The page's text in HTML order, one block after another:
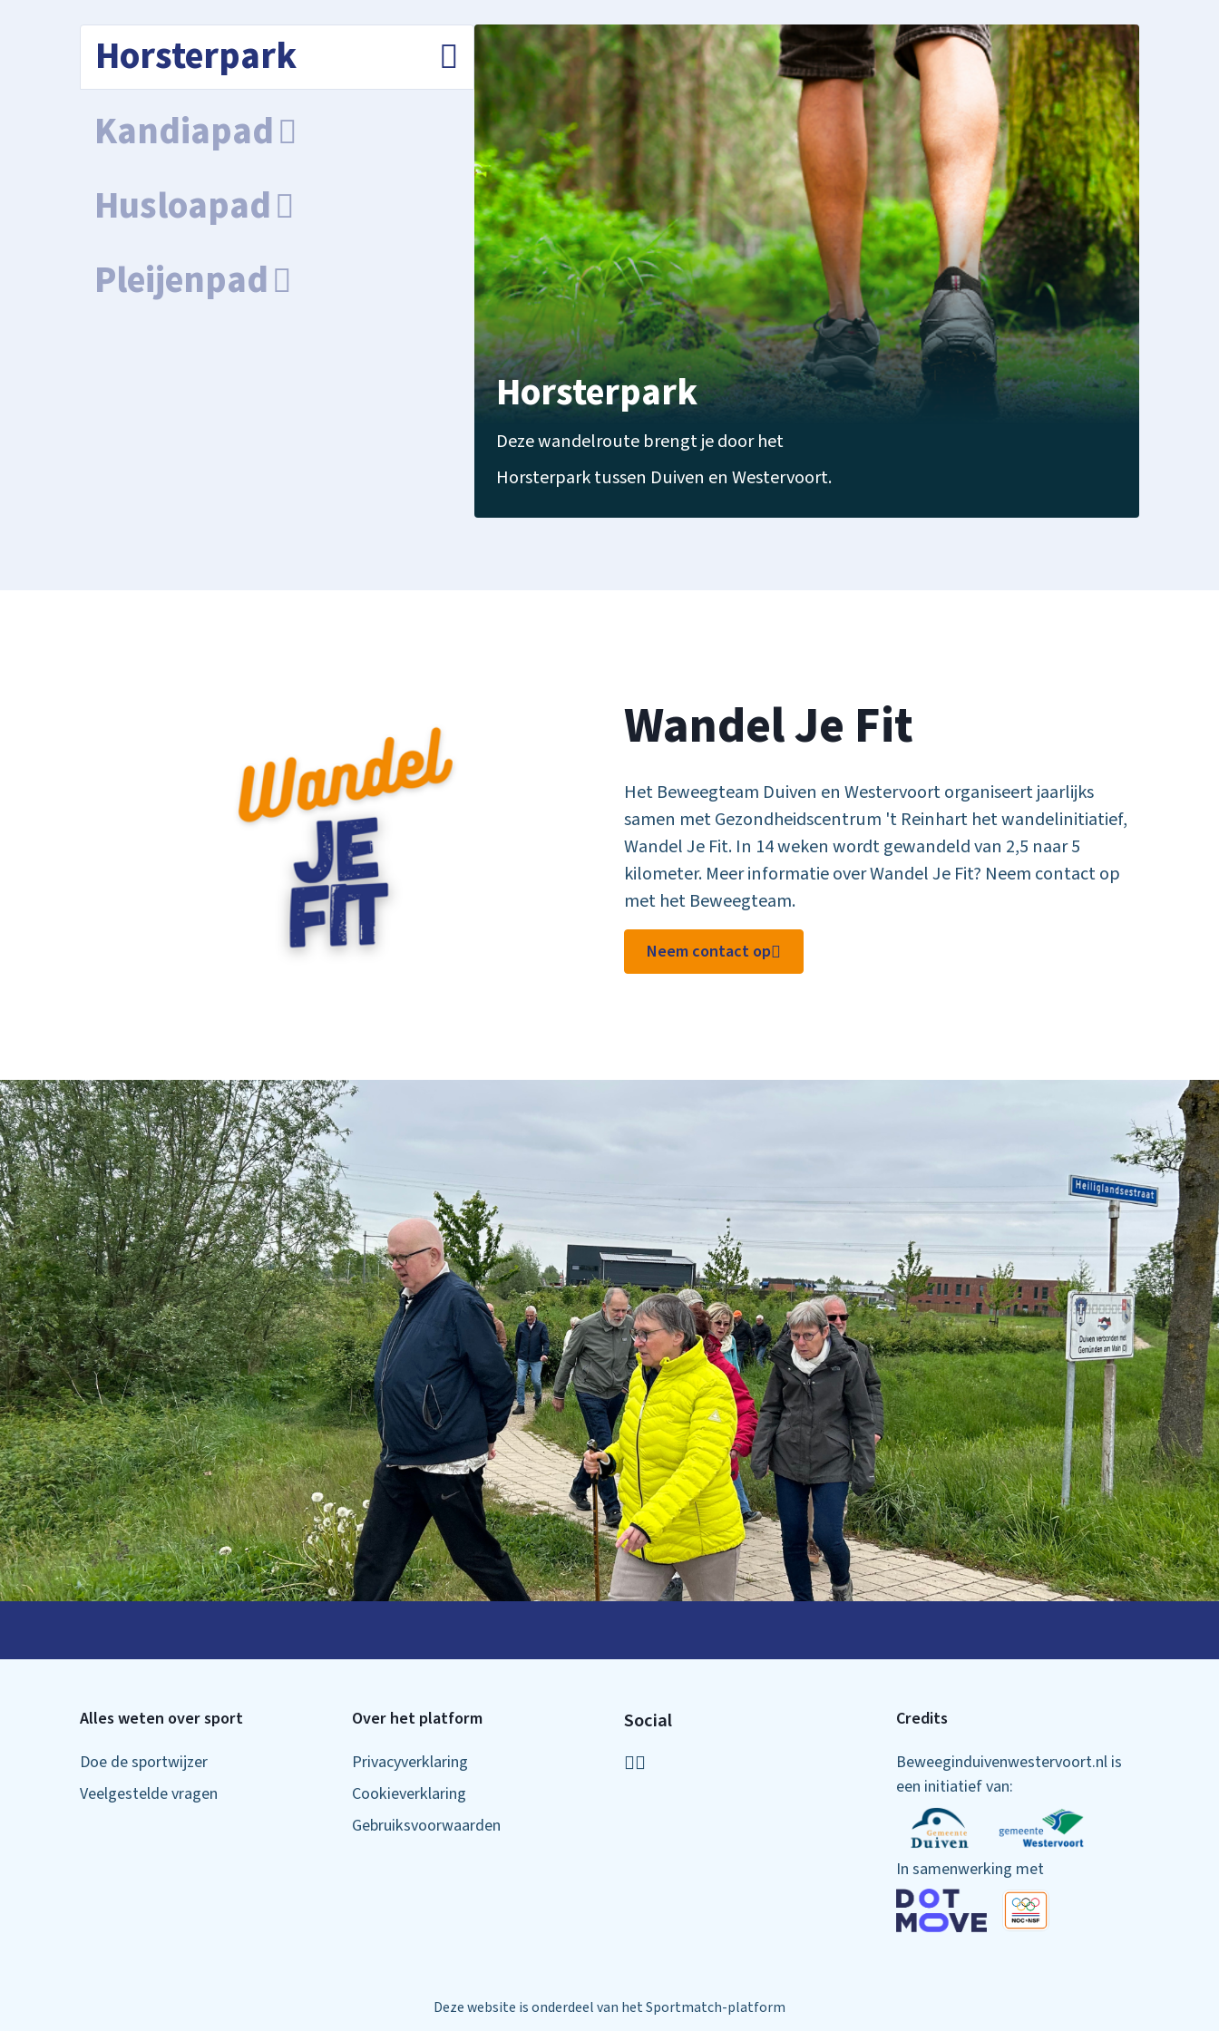
Horsterpark
Kandiapad
Husloapad
Pleijenpad
Horsterpark
Deze wandelroute brengt je door het
Horsterpark tussen Duiven en Westervoort.
Wandel Je Fit
Het Beweegteam Duiven en Westervoort organiseert jaarlijks
samen met Gezondheidscentrum 't Reinhart het wandelinitiatief,
Wandel Je Fit. In 14 weken wordt gewandeld van 2,5 naar 5
kilometer. Meer informatie over Wandel Je Fit? Neem contact op
met het Beweegteam.
Neem contact op
Alles weten over sport
Doe de sportwijzer
Veelgestelde vragen
Over het platform
Privacyverklaring
Cookieverklaring
Gebruiksvoorwaarden
Social
Credits
Beweeginduivenwestervoort.nl is
een initiatief van:
In samenwerking met
Deze website is onderdeel van het Sportmatch-platform